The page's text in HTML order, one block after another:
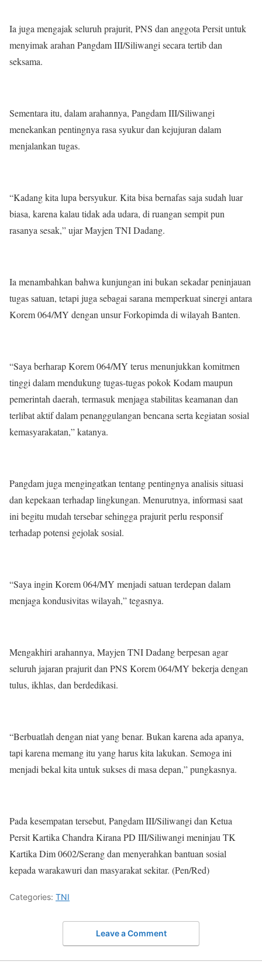
Ia juga mengajak seluruh prajurit, PNS dan anggota Persit untuk
menyimak arahan Pangdam III/Siliwangi secara tertib dan
seksama.
Sementara itu, dalam arahannya, Pangdam III/Siliwangi
menekankan pentingnya rasa syukur dan kejujuran dalam
menjalankan tugas.
“Kadang kita lupa bersyukur. Kita bisa bernafas saja sudah luar
biasa, karena kalau tidak ada udara, di ruangan sempit pun
rasanya sesak,” ujar Mayjen TNI Dadang.
Ia menambahkan bahwa kunjungan ini bukan sekadar peninjauan
tugas satuan, tetapi juga sebagai sarana memperkuat sinergi antara
Korem 064/MY dengan unsur Forkopimda di wilayah Banten.
“Saya berharap Korem 064/MY terus menunjukkan komitmen
tinggi dalam mendukung tugas-tugas pokok Kodam maupun
pemerintah daerah, termasuk menjaga stabilitas keamanan dan
terlibat aktif dalam penanggulangan bencana serta kegiatan sosial
kemasyarakatan,” katanya.
Pangdam juga mengingatkan tentang pentingnya analisis situasi
dan kepekaan terhadap lingkungan. Menurutnya, informasi saat
ini begitu mudah tersebar sehingga prajurit perlu responsif
terhadap potensi gejolak sosial.
“Saya ingin Korem 064/MY menjadi satuan terdepan dalam
menjaga kondusivitas wilayah,” tegasnya.
Mengakhiri arahannya, Mayjen TNI Dadang berpesan agar
seluruh jajaran prajurit dan PNS Korem 064/MY bekerja dengan
tulus, ikhlas, dan berdedikasi.
“Berbuatlah dengan niat yang benar. Bukan karena ada apanya,
tapi karena memang itu yang harus kita lakukan. Semoga ini
menjadi bekal kita untuk sukses di masa depan,” pungkasnya.
Pada kesempatan tersebut, Pangdam III/Siliwangi dan Ketua
Persit Kartika Chandra Kirana PD III/Siliwangi meninjau TK
Kartika Dim 0602/Serang dan menyerahkan bantuan sosial
kepada warakawuri dan masyarakat sekitar. (Pen/Red)
Categories: TNI
Leave a Comment